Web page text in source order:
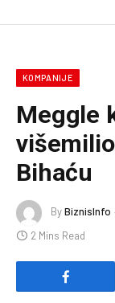
KOMPANIJE
Meggle
Bihaću
ByBiznisInfo
2 Mins Read